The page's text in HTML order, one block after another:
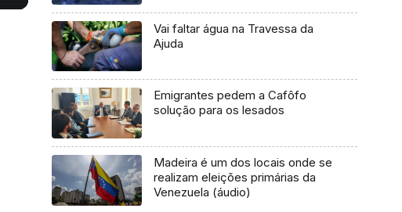
Vai faltar água na Travessa da
Ajuda
Emigrantes pedem a Cafôfo
solução para os lesados
Madeira é um dos locais onde se
realizam eleições primárias da
Venezuela (áudio)